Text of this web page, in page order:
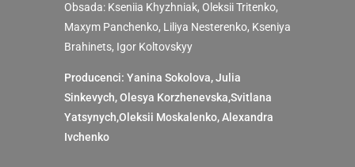
Obsada: Kseniia Khyzhniak, Oleksii Tritenko,
Maxym Panchenko, Liliya Nesterenko, Kseniya
Brahinets, Igor Koltovskyy
Producenci: Yanina Sokolova, Julia
Sinkevych, Olesya Korzhenevska,Svitlana
Yatsynych,Oleksii Moskalenko, Alexandra
Ivchenko